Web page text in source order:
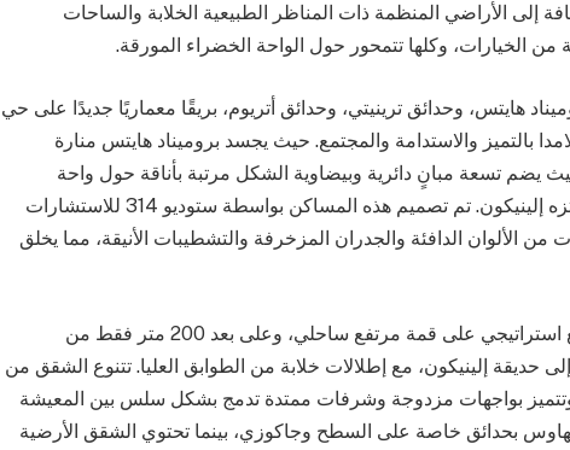
إلى الأراضي المنظمة ذات المناظر الطبيعية الخلابة والساحات
من الخيارات، وكلها تتمحور حول الواحة الخضراء المورقة.
هايتس، وحدائق ترينيتي، وحدائق أتريوم، بريقًا معماريًا جديدًا على حي
بالتميز والاستدامة والمجتمع. حيث يجسد بروميناد هايتس منارة
يضم تسعة مبانٍ دائرية وبيضاوية الشكل مرتبة بأناقة حول واحة
خضراء مركزية، مرتبطة بسلاسة بمنتزه إلينيكون. تم تصميم هذه المساكن بواسطة ستوديو 314 للاستشارات
الألوان الدافئة والجدران المزخرفة والتشطيبات الأنيقة، مما يخلق
تقع مساكن بروميناد هايتس في موقع استراتيجي على قمة مرتفع ساحلي، وعلى بعد 200 متر فقط من
تشكل بوابة إلى حديقة إلينيكون، مع إطلالات خلابة من الطوابق العليا. تتنوع الشقق من
بواجهات مزدوجة وشرفات ممتدة تدمج بشكل سلس بين المعيشة
بحدائق خاصة على السطح وجاكوزي، بينما تحتوي الشقق الأرضية